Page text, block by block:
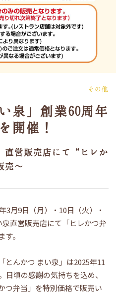
その他
泉」創業60周年
開催！
直営販売店にて“ヒレか
売～
3月9日（月）・10日（火）・
直営販売店にて「ヒレかつ弁
。
とんかつ まい泉」は2025年11
頃の感謝の気持ちを込め、
つ弁当」を特別価格で販売い